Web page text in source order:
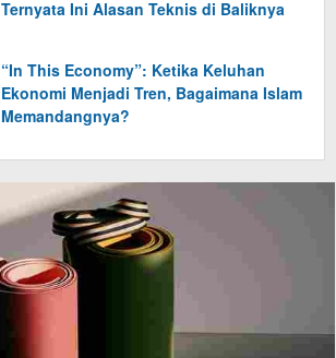
Ternyata Ini Alasan Teknis di Baliknya
“In This Economy”: Ketika Keluhan
Ekonomi Menjadi Tren, Bagaimana Islam
Memandangnya?